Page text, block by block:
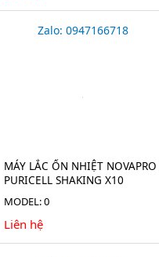
Zalo: 0947166718
MÁY LẮC ỔN NHIỆT NOVAPRO
PURICELL SHAKING X10
MODEL: 0
Liên hệ